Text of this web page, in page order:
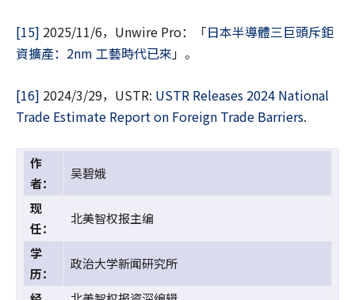
[15] 2025/11/6，Unwire Pro：「日本半導體三巨頭斥鉅
資擴產：2nm 工藝時代已來 」。
[16] 2024/3/29，USTR: USTR Releases 2024 National
Trade Estimate Report on Foreign Trade Barriers.
作
者：
吴碧娥
现
任：
北美智权报主编
学
历：
政治大学新闻研究所